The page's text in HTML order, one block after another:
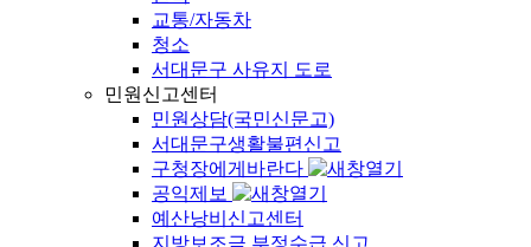
교통/자동차
청소
서대문구 사유지 도로
민원신고센터
민원상담(국민신문고)
서대문구생활불편신고
구청장에게바란다
공익제보
예산낭비신고센터
지방보조금 부정수급 신고